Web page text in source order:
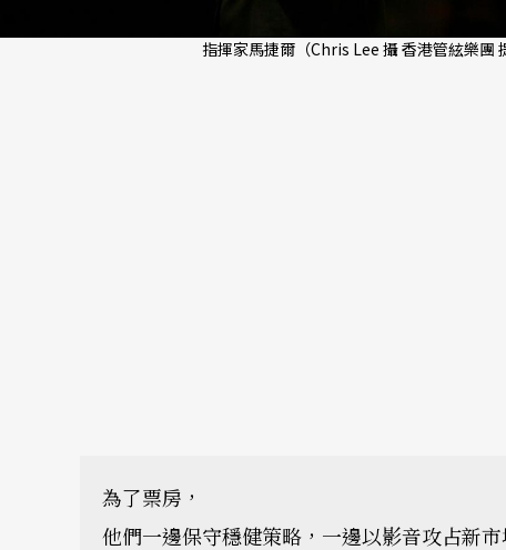
指揮家馬捷爾（Chris Lee 攝 香港管絃樂團
為了票房，
他們一邊保守穩健策略，一邊以影音攻占新